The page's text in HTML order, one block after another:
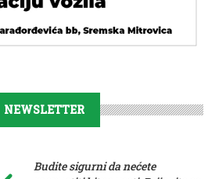
NEWSLETTER
Budite sigurni da nećete